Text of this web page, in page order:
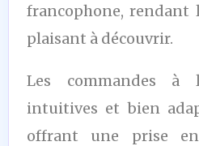
francophone, rendant
plaisant à découvrir.
Les commandes à
intuitives et bien
offrant une prise